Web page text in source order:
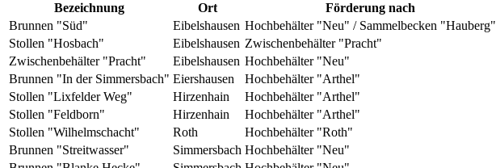
Bezeichnung Ort
Förderung nach
Brunnen "Süd"
Eibelshausen Hochbehälter "Neu" / Sammelbecken "Hauberg"
Stollen "Hosbach"
Eibelshausen Zwischenbehälter "Pracht"
Zwischenbehälter "Pracht"
Eibelshausen Hochbehälter "Neu"
Brunnen "In der Simmersbach" Eiershausen
Hochbehälter "Arthel"
Stollen "Lixfelder Weg"
Hirzenhain
Hochbehälter "Arthel"
Stollen "Feldborn"
Hirzenhain
Hochbehälter "Arthel"
Stollen "Wilhelmschacht"
Roth
Hochbehälter "Roth"
Brunnen "Streitwasser"
Simmersbach Hochbehälter "Neu"